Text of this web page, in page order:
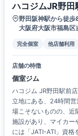
ハコジムJR野田
野田阪神駅から徒歩
大阪府大阪市福島
完全個室 他店舗利用
店舗の特徴
個室ジム
ハコジム JR野田駅前
立地にある、24時間
場こそないものの、近
施設があり、マイカー
には「JATI-ATI」資格